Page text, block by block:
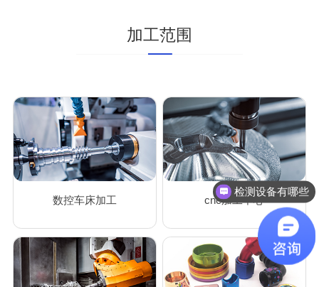
加工范围
数控车床加工 cnc加工中心
检测设备有哪些
有品质团队吗？